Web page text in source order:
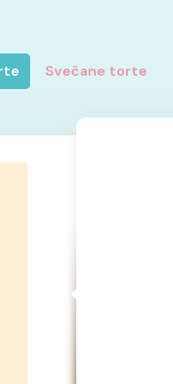
Svečane torte